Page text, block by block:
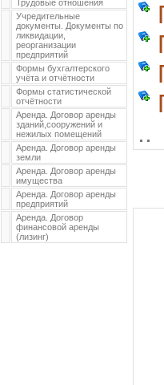
Трудовые отношения
Учредительные
документы. Документы по
ликвидации,
реорганизации
предприятий
Формы бухгалтерского
учёта и отчётности
Формы статистической
отчётности
Аренда. Договор аренды
зданий,сооружений и
нежилых помещений
Аренда. Договор аренды
земли
Аренда. Договор аренды
имущества
Аренда. Договор аренды
предприятий
Аренда. Договор
финансовой аренды
(лизинг)
..